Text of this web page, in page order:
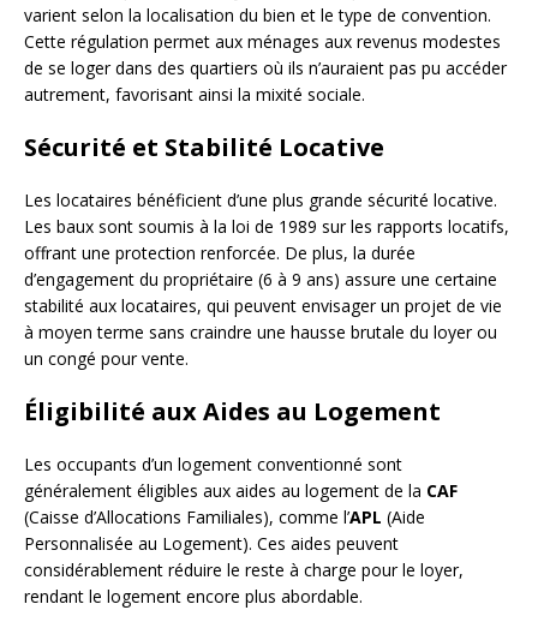
varient selon la localisation du bien et le type de convention.
Cette régulation permet aux ménages aux revenus modestes
de se loger dans des quartiers où ils n’auraient pas pu accéder
autrement, favorisant ainsi la mixité sociale.
Sécurité et Stabilité Locative
Les locataires bénéficient d’une plus grande sécurité locative.
Les baux sont soumis à la loi de 1989 sur les rapports locatifs,
offrant une protection renforcée. De plus, la durée
d’engagement du propriétaire (6 à 9 ans) assure une certaine
stabilité aux locataires, qui peuvent envisager un projet de vie
à moyen terme sans craindre une hausse brutale du loyer ou
un congé pour vente.
Éligibilité aux Aides au Logement
Les occupants d’un logement conventionné sont
généralement éligibles aux aides au logement de la CAF
(Caisse d’Allocations Familiales), comme l’APL (Aide
Personnalisée au Logement). Ces aides peuvent
considérablement réduire le reste à charge pour le loyer,
rendant le logement encore plus abordable.